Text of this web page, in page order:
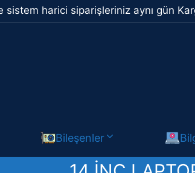
harici siparişleriniz aynı gün
Bileşenler